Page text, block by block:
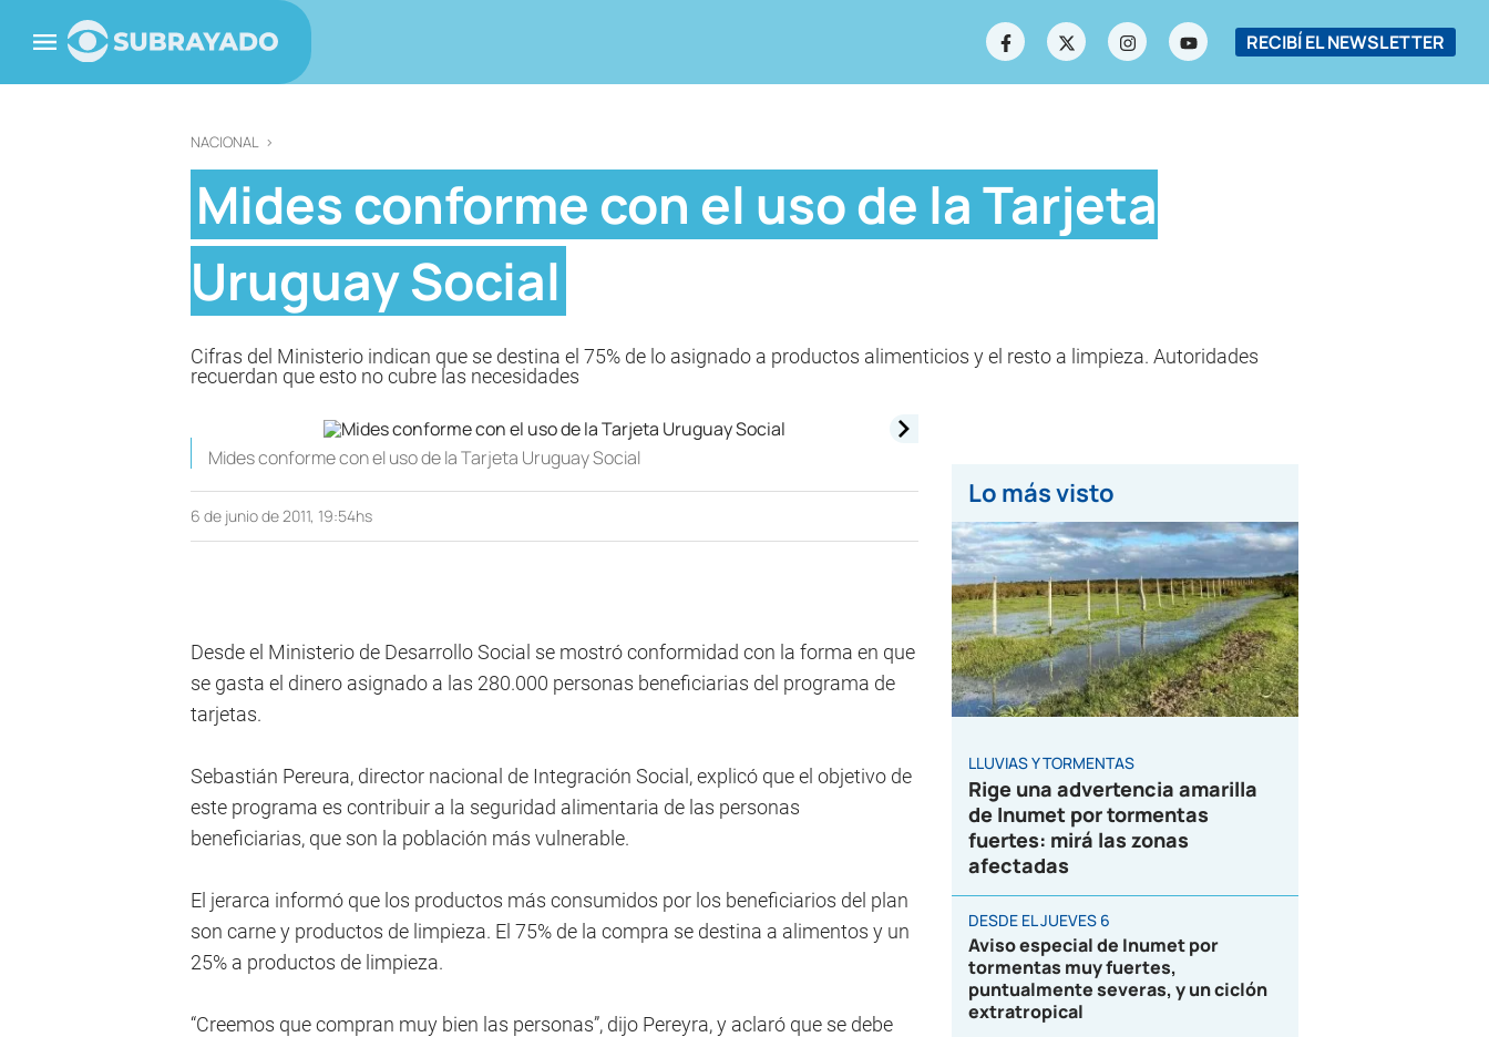
RECIBÍ EL NEWSLETTER
NACIONAL >
Mides conforme con el uso de la Tarjeta
Uruguay Social
Cifras del Ministerio indican que se destina el 75% de lo asignado a productos alimenticios y el resto a limpieza. Autoridades
recuerdan que esto no cubre las necesidades
Mides conforme con el uso de la Tarjeta Uruguay Social
6 de junio de 2011, 19:54hs
Desde el Ministerio de Desarrollo Social se mostró conformidad con la forma en que
se gasta el dinero asignado a las 280.000 personas beneficiarias del programa de
tarjetas.
Sebastián Pereura, director nacional de Integración Social, explicó que el objetivo de
este programa es contribuir a la seguridad alimentaria de las personas
beneficiarias, que son la población más vulnerable.
El jerarca informó que los productos más consumidos por los beneficiarios del plan
son carne y productos de limpieza. El 75% de la compra se destina a alimentos y un
25% a productos de limpieza.
“Creemos que compran muy bien las personas”, dijo Pereyra, y aclaró que se debe
Lo más visto
LLUVIAS Y TORMENTAS
Rige una advertencia amarilla
de Inumet por tormentas
fuertes: mirá las zonas
afectadas
DESDE EL JUEVES 6
Aviso especial de Inumet por
tormentas muy fuertes,
puntualmente severas, y un ciclón
extratropical